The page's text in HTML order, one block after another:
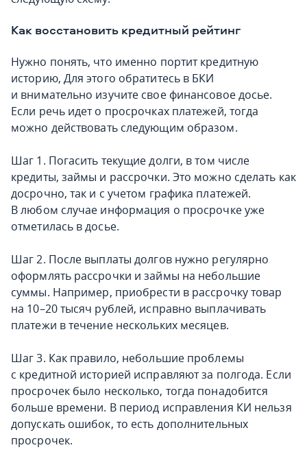
Как восстановить кредитный рейтинг
Нужно понять, что именно портит кредитную
историю, Для этого обратитесь в БКИ
и внимательно изучите свое финансовое досье.
Если речь идет о просрочках платежей, тогда
можно действовать следующим образом.
Шаг 1. Погасить текущие долги, в том числе
кредиты, займы и рассрочки. Это можно сделать как
досрочно, так и с учетом графика платежей.
В любом случае информация о просрочке уже
отметилась в досье.
Шаг 2. После выплаты долгов нужно регулярно
оформлять рассрочки и займы на небольшие
суммы. Например, приобрести в рассрочку товар
на 10–20 тысяч рублей, исправно выплачивать
платежи в течение нескольких месяцев.
Шаг 3. Как правило, небольшие проблемы
с кредитной историей исправляют за полгода. Если
просрочек было несколько, тогда понадобится
больше времени. В период исправления КИ нельзя
допускать ошибок, то есть дополнительных
просрочек.